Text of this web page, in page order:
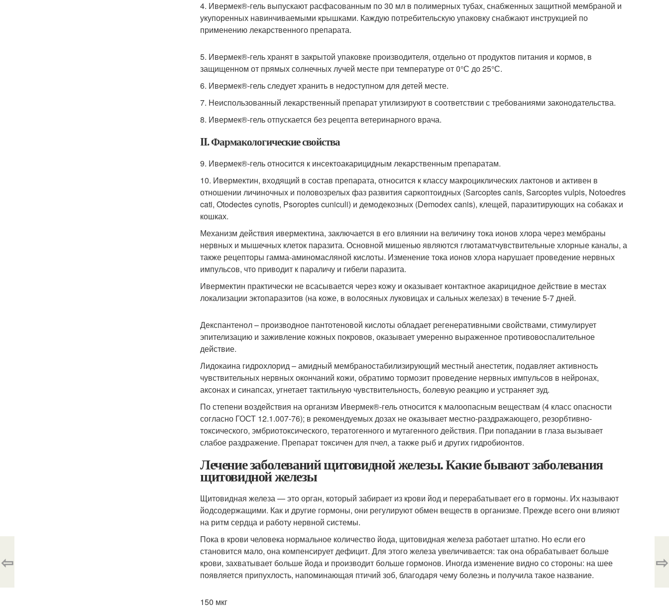
4. Ивермек®-гель выпускают расфасованным по 30 мл в полимерных тубах, снабженных защитной мембраной и
укупоренных навинчиваемыми крышками. Каждую потребительскую упаковку снабжают инструкцией по
применению лекарственного препарата.
5. Ивермек®-гель хранят в закрытой упаковке производителя, отдельно от продуктов питания и кормов, в
защищенном от прямых солнечных лучей месте при температуре от 0°С до 25°С.
6. Ивермек®-гель следует хранить в недоступном для детей месте.
7. Неиспользованный лекарственный препарат утилизируют в соответствии с требованиями законодательства.
8. Ивермек®-гель отпускается без рецепта ветеринарного врача.
II. Фармакологические свойства
9. Ивермек®-гель относится к инсектоакарицидным лекарственным препаратам.
10. Ивермектин, входящий в состав препарата, относится к классу макроциклических лактонов и активен в
отношении личиночных и половозрелых фаз развития саркоптоидных (Sarcoptes canis, Sarcoptes vulpis, Notoedres
cati, Otodectes cynotis, Psoroptes cuniculi) и демодекозных (Demodex canis), клещей, паразитирующих на собаках и
кошках.
Механизм действия ивермектина, заключается в его влиянии на величину тока ионов хлора через мембраны
нервных и мышечных клеток паразита. Основной мишенью являются глютаматчувствительные хлорные каналы, а
также рецепторы гамма-аминомасляной кислоты. Изменение тока ионов хлора нарушает проведение нервных
импульсов, что приводит к параличу и гибели паразита.
Ивермектин практически не всасывается через кожу и оказывает контактное акарицидное действие в местах
локализации эктопаразитов (на коже, в волосяных луковицах и сальных железах) в течение 5-7 дней.
Декспантенол – производное пантотеновой кислоты обладает регенеративными свойствами, стимулирует
эпителизацию и заживление кожных покровов, оказывает умеренно выраженное противовоспалительное
действие.
Лидокаина гидрохлорид – амидный мембраностабилизирующий местный анестетик, подавляет активность
чувствительных нервных окончаний кожи, обратимо тормозит проведение нервных импульсов в нейронах,
аксонах и синапсах, угнетает тактильную чувствительность, болевую реакцию и устраняет зуд.
По степени воздействия на организм Ивермек®-гель относится к малоопасным веществам (4 класс опасности
согласно ГОСТ 12.1.007-76); в рекомендуемых дозах не оказывает местно-раздражающего, резорбтивно-
токсического, эмбриотоксического, тератогенного и мутагенного действия. При попадании в глаза вызывает
слабое раздражение. Препарат токсичен для пчел, а также рыб и других гидробионтов.
Лечение заболеваний щитовидной железы. Какие бывают заболевания
щитовидной железы
Щитовидная железа — это орган, который забирает из крови йод и перерабатывает его в гормоны. Их называют
йодсодержащими. Как и другие гормоны, они регулируют обмен веществ в организме. Прежде всего они влияют
на ритм сердца и работу нервной системы.
Пока в крови человека нормальное количество йода, щитовидная железа работает штатно. Но если его
становится мало, она компенсирует дефицит. Для этого железа увеличивается: так она обрабатывает больше
крови, захватывает больше йода и производит больше гормонов. Иногда изменение видно со стороны: на шее
появляется припухлость, напоминающая птичий зоб, благодаря чему болезнь и получила такое название.
150 мкг
⇦ ⇨